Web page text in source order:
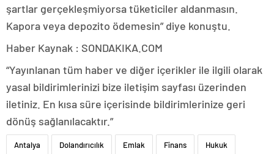
şartlar gerçekleşmiyorsa tüketiciler aldanmasın.
Kapora veya depozito ödemesin” diye konuştu.
Haber Kaynak : SONDAKIKA.COM
“Yayınlanan tüm haber ve diğer içerikler ile ilgili olarak
yasal bildirimlerinizi bize iletişim sayfası üzerinden
iletiniz. En kısa süre içerisinde bildirimlerinize geri
dönüş sağlanılacaktır.”
Antalya Dolandırıcılık Emlak Finans Hukuk